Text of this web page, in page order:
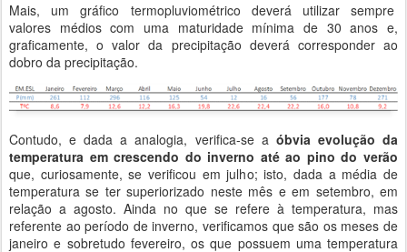
Mais, um gráfico termopluviométrico deverá utilizar sempre
valores médios com uma maturidade mínima de 30 anos e,
graficamente, o valor da precipitação deverá corresponder ao
dobro da precipitação.
Contudo, e dada a analogia, verifica-se a óbvia evolução da
temperatura em crescendo do inverno até ao pino do verão
que, curiosamente, se verificou em julho; isto, dada a média de
temperatura se ter superiorizado neste mês e em setembro, em
relação a agosto. Ainda no que se refere à temperatura, mas
referente ao período de inverno, verificamos que são os meses de
janeiro e sobretudo fevereiro, os que possuem uma temperatura